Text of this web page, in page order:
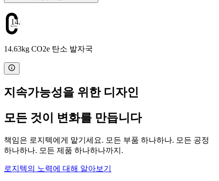
14.63
14.63kg CO2e 탄소 발자국
지속가능성을 위한 디자인
모든 것이 변화를 만듭니다
책임은 로지텍에게 맡기세요. 모든 부품 하나하나. 모든 공정
하나하나. 모든 제품 하나하나까지.
로지텍의 노력에 대해 알아보기